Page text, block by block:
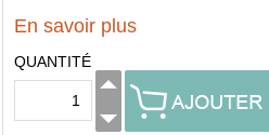
En savoir plus
QUANTITÉ